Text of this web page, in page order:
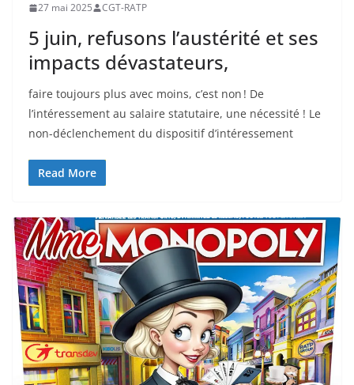
27 mai 2025 CGT-RATP
5 juin, refusons l’austérité et ses
impacts dévastateurs,
faire toujours plus avec moins, c’est non ! De
l’intéressement au salaire statutaire, une nécessité ! Le
non-déclenchement du dispositif d’intéressement
Read More